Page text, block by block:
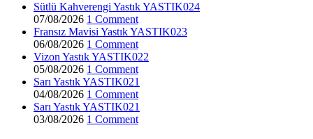
Sütlü Kahverengi Yastık YASTIK024
07/08/2026 1 Comment
Fransız Mavisi Yastık YASTIK023
06/08/2026 1 Comment
Vizon Yastık YASTIK022
05/08/2026 1 Comment
Sarı Yastık YASTIK021
04/08/2026 1 Comment
Sarı Yastık YASTIK021
03/08/2026 1 Comment